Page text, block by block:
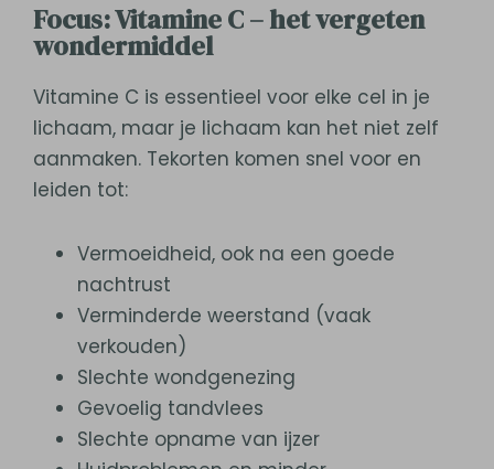
Focus: Vitamine C – het vergeten
wondermiddel
Vitamine C is essentieel voor elke cel in je
lichaam, maar je lichaam kan het niet zelf
aanmaken. Tekorten komen snel voor en
leiden tot:
Vermoeidheid, ook na een goede
nachtrust
Verminderde weerstand (vaak
verkouden)
Slechte wondgenezing
Gevoelig tandvlees
Slechte opname van ijzer